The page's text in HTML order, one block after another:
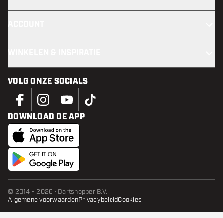
VOLG ONZE SOCIALS
DOWNLOAD DE APP
© 2014 - 2026 · Dartshopper B.V.
Algemene voorwaardenPrivacybeleidCookies